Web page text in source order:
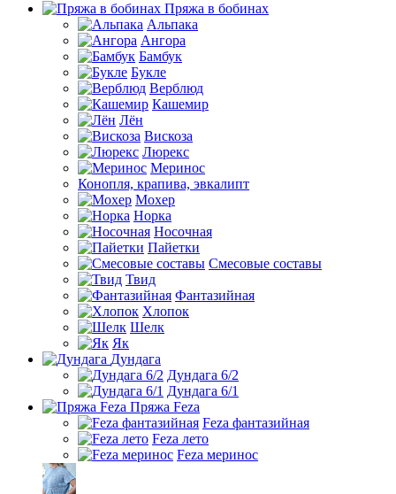
Пряжа в бобинах
Альпака
Ангора
Бамбук
Букле
Верблюд
Кашемир
Лён
Вискоза
Люрекс
Меринос
Конопля, крапива, эвкалипт
Мохер
Норка
Носочная
Пайетки
Смесовые составы
Твид
Фантазийная
Хлопок
Шелк
Як
Дундага
Дундага 6/2
Дундага 6/1
Пряжа Feza
Feza фантазийная
Feza лето
Feza меринос